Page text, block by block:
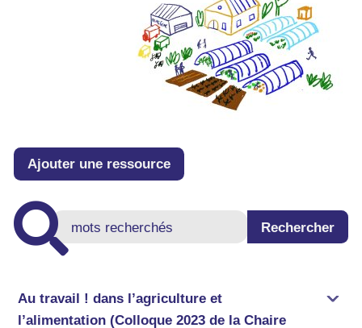
Ajouter une ressource
Au travail ! dans l’agriculture et
l’alimentation (Colloque 2023 de la Chaire